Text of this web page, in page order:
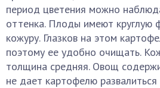
период цветения можно
оттенка. Плоды имеют круглую
кожуру. Глазков на этом
поэтому ее удобно очищать.
толщина средняя. Овощ
не дает картофелю развалиться